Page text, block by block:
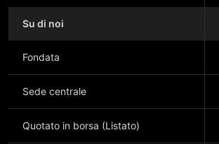
Su di noi
Fondata
Sede centrale
Quotato in borsa (Listato)